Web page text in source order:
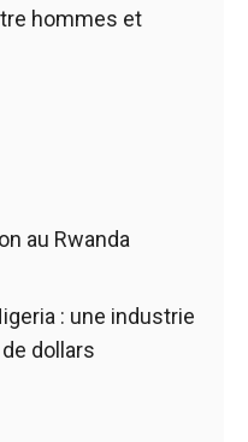
hommes et
au Rwanda
: une industrie
de dollars